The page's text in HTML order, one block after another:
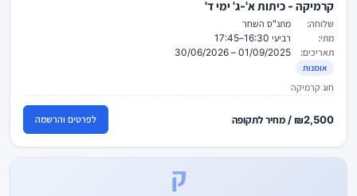
קרמיקה - כיתות א'-ג' ימי ד'
שלוחה:
מתנ"ס השחר
מתי:
רביעי 16:30–17:45
תאריכים:
01/09/2025 – 30/06/2026
אומנות
חוג קרמיקה
₪2,500 / מחיר לתקופה לפרטים והרשמה
ק